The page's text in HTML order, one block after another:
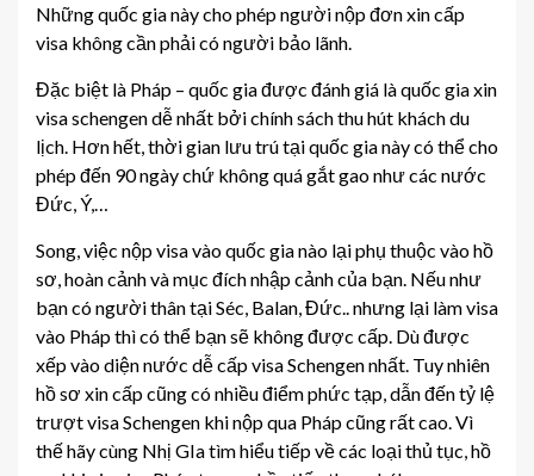
Những quốc gia này cho phép người nộp đơn xin cấp
visa không cần phải có người bảo lãnh.
Đặc biệt là Pháp – quốc gia được đánh giá là quốc gia xin
visa schengen dễ nhất bởi chính sách thu hút khách du
lịch. Hơn hết, thời gian lưu trú tại quốc gia này có thể cho
phép đến 90 ngày chứ không quá gắt gao như các nước
Đức, Ý,…
Song, việc nộp visa vào quốc gia nào lại phụ thuộc vào hồ
sơ, hoàn cảnh và mục đích nhập cảnh của bạn. Nếu như
bạn có người thân tại Séc, Balan, Đức.. nhưng lại làm visa
vào Pháp thì có thể bạn sẽ không được cấp. Dù được
xếp vào diện nước dễ cấp visa Schengen nhất. Tuy nhiên
hồ sơ xin cấp cũng có nhiều điểm phức tạp, dẫn đến tỷ lệ
trượt visa Schengen khi nộp qua Pháp cũng rất cao. Vì
thế hãy cùng Nhị GIa tìm hiểu tiếp về các loại thủ tục, hồ